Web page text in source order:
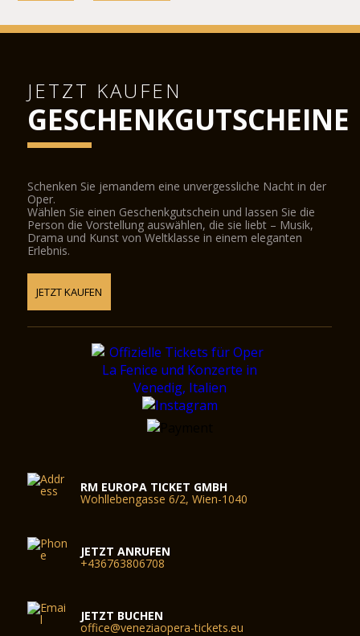
JETZT KAUFEN
GESCHENKGUTSCHEINE
Schenken Sie jemandem eine unvergessliche Nacht in der
Oper.
Wählen Sie einen Geschenkgutschein und lassen Sie die
Person die Vorstellung auswählen, die sie liebt – Musik,
Drama und Kunst von Weltklasse in einem eleganten
Erlebnis.
JETZT KAUFEN
RM EUROPA TICKET GMBH
Wohllebengasse 6/2, Wien-1040
JETZT ANRUFEN
+436763806708
JETZT BUCHEN
office@veneziaopera-tickets.eu